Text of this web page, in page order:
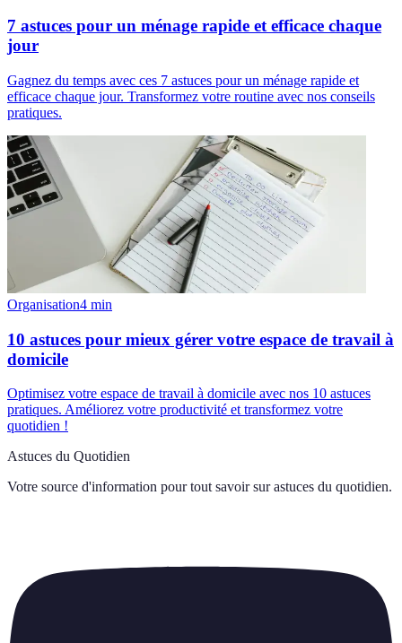
7 astuces pour un ménage rapide et efficace chaque
jour
Gagnez du temps avec ces 7 astuces pour un ménage rapide et
efficace chaque jour. Transformez votre routine avec nos conseils
pratiques.
Organisation4 min
10 astuces pour mieux gérer votre espace de travail à
domicile
Optimisez votre espace de travail à domicile avec nos 10 astuces
pratiques. Améliorez votre productivité et transformez votre
quotidien !
Astuces du Quotidien
Votre source d'information pour tout savoir sur astuces du quotidien.